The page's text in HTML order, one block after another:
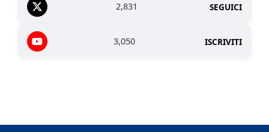
2,831 SEGUICI
3,050 ISCRIVITI